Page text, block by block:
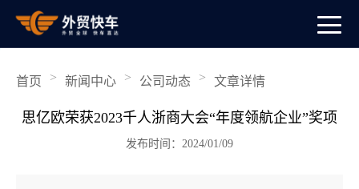
首页 > 新闻中心 > 公司动态 > 文章详情
思亿欧荣获2023千人浙商大会“年度领航企业”奖项
发布时间：2024/01/09